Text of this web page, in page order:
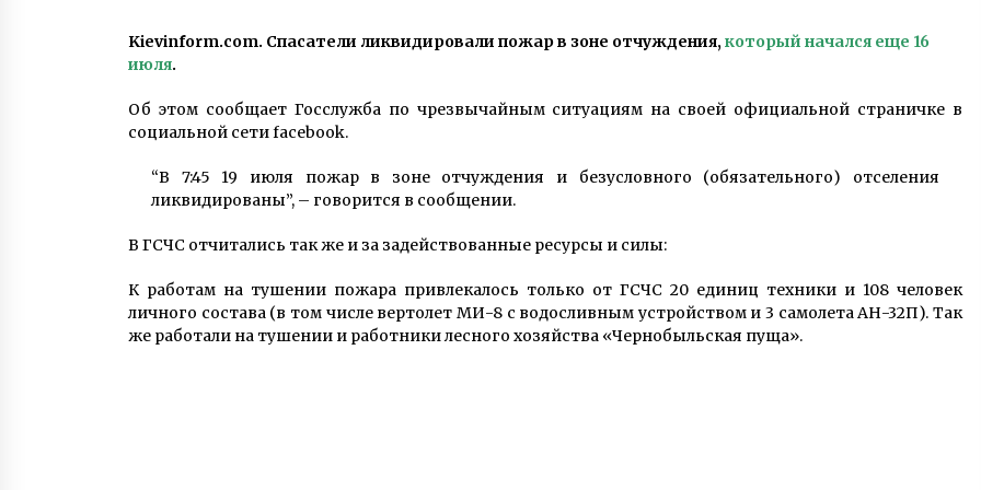
заборону на продаж низки товарів
6 років ago
8 років ago
репетиції: стали відомі подробиці
пожежі у костелі святого Миколая
Скачать автоматы онлайн
возможно в казино Космолот на
Kievinform.com. Спасатели ликвидировали пожар в зоне отчуждения,который начался еще 16
июля.
Об этом сообщает Госслужба по чрезвычайным ситуациям на своей официальной страничке в
социальной сети facebook.
“В 7:45 19 июля пожар в зоне отчуждения и безусловного (обязательного) отселения
ликвидированы”, – говорится в сообщении.
В ГСЧС отчитались так же и за задействованные ресурсы и силы:
К работам на тушении пожара привлекалось только от ГСЧС 20 единиц техники и 108 человек
личного состава (в том числе вертолет МИ-8 с водосливным устройством и 3 самолета АН-32П). Так
же работали на тушении и работники лесного хозяйства «Чернобыльская пуща».